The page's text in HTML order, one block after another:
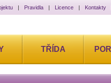
| Pravidla | Licence | Kontakty
TŘÍDA